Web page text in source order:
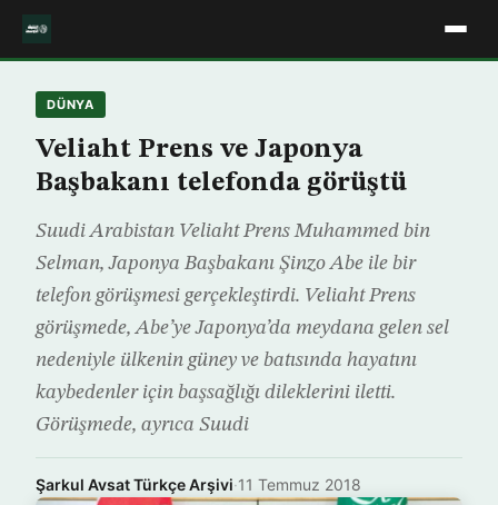
DÜNYA
Veliaht Prens ve Japonya
Başbakanı telefonda görüştü
Suudi Arabistan Veliaht Prens Muhammed bin
Selman, Japonya Başbakanı Şinzo Abe ile bir
telefon görüşmesi gerçekleştirdi. Veliaht Prens
görüşmede, Abe’ye Japonya’da meydana gelen sel
nedeniyle ülkenin güney ve batısında hayatını
kaybedenler için başsağlığı dileklerini iletti.
Görüşmede, ayrıca Suudi
Şarkul Avsat Türkçe Arşivi·11 Temmuz 2018